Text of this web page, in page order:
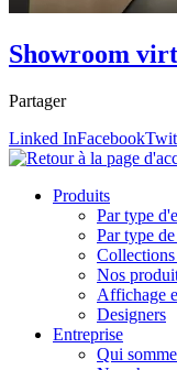
Showroom
Partager
Linked InFacebook
Produits
Par type
Par type
Nos
Affichage
Designers
Entreprise
Qui